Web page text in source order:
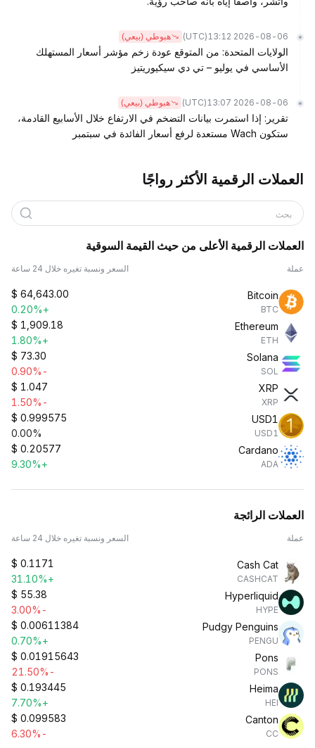
2026-08-06 13:12
(UTC) هبوطي (بيعي)
الولايات المتحدة: من المتوقع عودة زخم مؤشر أسعار المستهلك
الأساسي في يوليو – تي دي سيكيوريتيز
2026-08-06 13:07
(UTC) هبوطي (بيعي)
تقرير: إذا استمرت بيانات التضخم في الارتفاع خلال الأسابيع القادمة،
ستكون Wach مستعدة لرفع أسعار الفائدة في سبتمبر
العملات الرقمية الأكثر رواجًا
بحث
العملات الرقمية الأعلى من حيث القيمة السوقية
عملة السعر ونسبة تغيره خلال 24 ساعة
Bitcoin
BTC
$ 64,643.00
+0.20%
Ethereum
ETH
$ 1,909.18
+1.80%
Solana
SOL
$ 73.30
-0.90%
XRP
XRP
$ 1.047
-1.50%
USD1
USD1
$ 0.999575
0.00%
Cardano
ADA
$ 0.20577
+9.30%
العملات الرائجة
عملة السعر ونسبة تغيره خلال 24 ساعة
Cash Cat
CASHCAT
$ 0.1171
+31.10%
Hyperliquid
HYPE
$ 55.38
-3.00%
Pudgy Penguins
PENGU
$ 0.00611384
+0.70%
Pons
PONS
$ 0.01915643
-21.50%
Heima
HEI
$ 0.193445
+7.70%
Canton
CC
$ 0.099583
-6.30%